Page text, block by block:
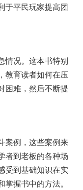
于平民玩家提高团
情况。这本书特别
教育读者如何在压
困难，然后不断提
案例，这些案例来
者到老板的各种场
受到基础知识在实
握书中的方法。